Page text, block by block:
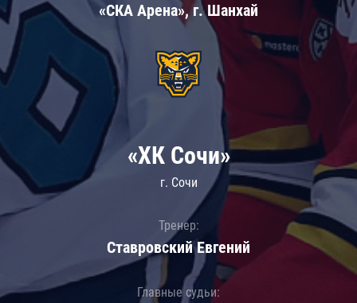
«СКА Арена», г. Шанхай
«ХК Сочи»
г. Сочи
Тренер:
Ставровский Евгений
Главные судьи: